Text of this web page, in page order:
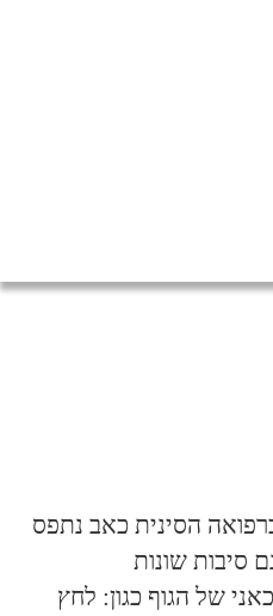
הסינית כאב נתפס
סיבות שונות
של הגוף כגון: לחץ